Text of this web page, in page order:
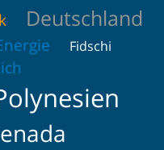
Deutschland
Fidschi